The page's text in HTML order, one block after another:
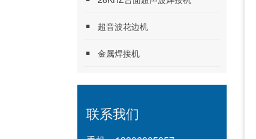
超音波花边机
金属焊接机
联系我们